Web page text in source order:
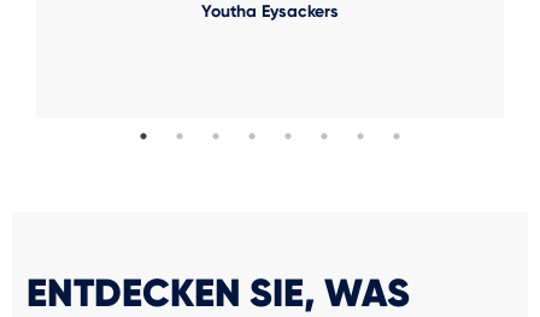
Youtha Eysackers
ENTDECKEN SIE, WAS